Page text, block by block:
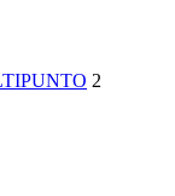
2